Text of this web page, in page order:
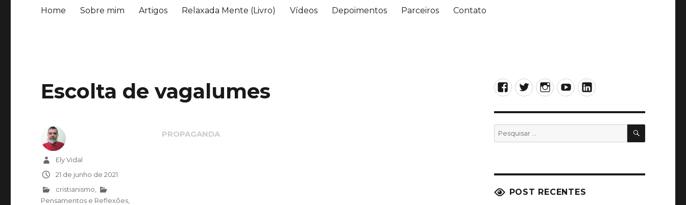
Home Sobre mim Artigos Relaxada Mente (Livro) Vídeos Depoimentos Parceiros Contato
Escolta de vagalumes
AutorEly Vidal
Publicado
em
21 de junho de 2021
Categorias
cristianismo
Pensamentos e Reflexões
Facebook
TwitterInstagram
YouTubeLinkedIn
Pesquisar
por:
POST RECENTES